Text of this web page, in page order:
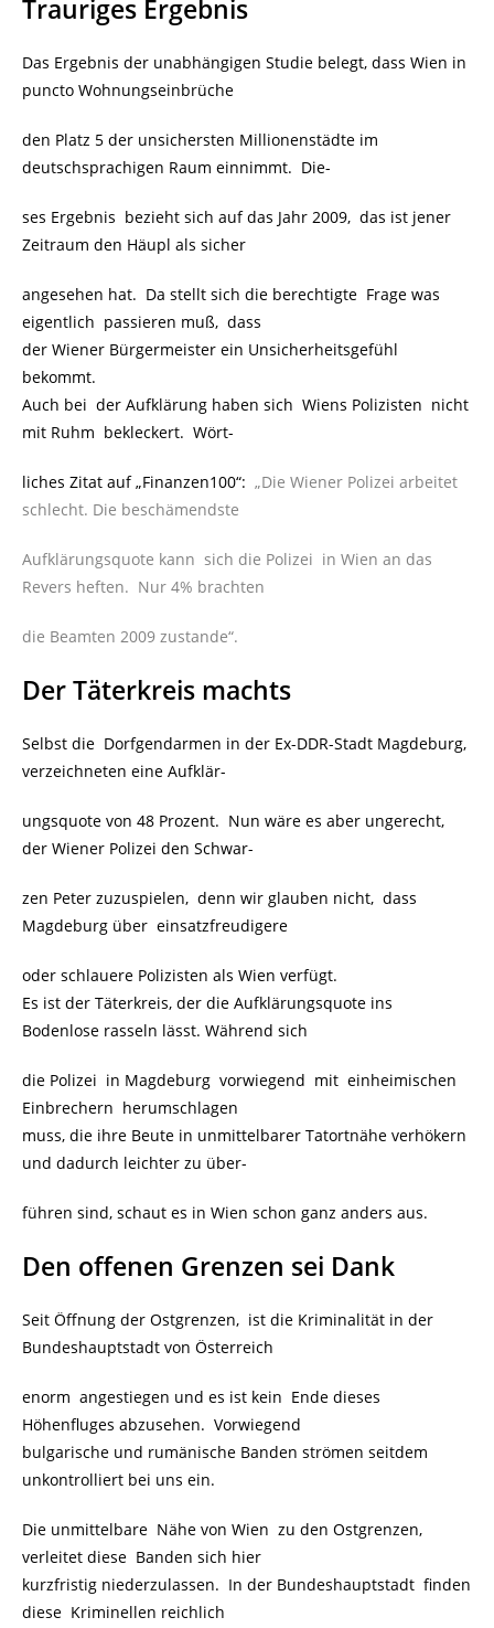
Trauriges Ergebnis
Das Ergebnis der unabhängigen Studie belegt, dass Wien in
puncto Wohnungseinbrüche
den Platz 5 der unsichersten Millionenstädte im
deutschsprachigen Raum einnimmt. Die-
ses Ergebnis bezieht sich auf das Jahr 2009, das ist jener
Zeitraum den Häupl als sicher
angesehen hat. Da stellt sich die berechtigte Frage was
eigentlich passieren muß, dass
der Wiener Bürgermeister ein Unsicherheitsgefühl
bekommt.
Auch bei der Aufklärung haben sich Wiens Polizisten nicht
mit Ruhm bekleckert. Wört-
liches Zitat auf „Finanzen100“: „Die Wiener Polizei arbeitet
schlecht. Die beschämendste
Aufklärungsquote kann sich die Polizei in Wien an das
Revers heften. Nur 4% brachten
die Beamten 2009 zustande“.
Der Täterkreis machts
Selbst die Dorfgendarmen in der Ex-DDR-Stadt Magdeburg,
verzeichneten eine Aufklär-
ungsquote von 48 Prozent. Nun wäre es aber ungerecht,
der Wiener Polizei den Schwar-
zen Peter zuzuspielen, denn wir glauben nicht, dass
Magdeburg über einsatzfreudigere
oder schlauere Polizisten als Wien verfügt.
Es ist der Täterkreis, der die Aufklärungsquote ins
Bodenlose rasseln lässt. Während sich
die Polizei in Magdeburg vorwiegend mit einheimischen
Einbrechern herumschlagen
muss, die ihre Beute in unmittelbarer Tatortnähe verhökern
und dadurch leichter zu über-
führen sind, schaut es in Wien schon ganz anders aus.
Den offenen Grenzen sei Dank
Seit Öffnung der Ostgrenzen, ist die Kriminalität in der
Bundeshauptstadt von Österreich
enorm angestiegen und es ist kein Ende dieses
Höhenfluges abzusehen. Vorwiegend
bulgarische und rumänische Banden strömen seitdem
unkontrolliert bei uns ein.
Die unmittelbare Nähe von Wien zu den Ostgrenzen,
verleitet diese Banden sich hier
kurzfristig niederzulassen. In der Bundeshauptstadt finden
diese Kriminellen reichlich